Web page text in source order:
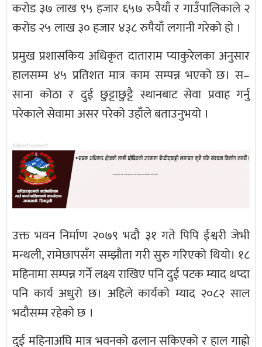
करोड ३७ लाख ९५ हजार ६५७ रुपैयाँ र गाउँपालिकाले २
करोड २५ लाख ३० हजार ४३८ रुपैयाँ लगानी गरेको हो ।
प्रमुख प्रशासकिय अधिकृत दाताराम प्याकुरेलका अनुसार
हालसम्म ४५ प्रतिशत मात्र काम सम्पन्न भएको छ। स–
साना कोठा र दुई छुट्टाछुट्टै स्थानबाट सेवा प्रवाह गर्नु
परेकाले सेवामा असर परेको उहाँले बताउनुभयो ।
Advertisement
उक्त भवन निर्माण २०७९ भदौ ३१ गते पिपि ईश्वरी जेभी
मन्थली, रामेछापसँग सम्झौता गरी सुरु गरिएको थियो। १८
महिनामा सम्पन्न गर्ने लक्ष्य राखिए पनि दुई पटक म्याद थप्दा
पनि कार्य अधुरो छ। अहिले कार्यको म्याद २०८२ साल
भदौसम्म रहेको छ ।
दुई महिनाअघि मात्र भवनको ढलान सकिएको र हाल गाह्रो